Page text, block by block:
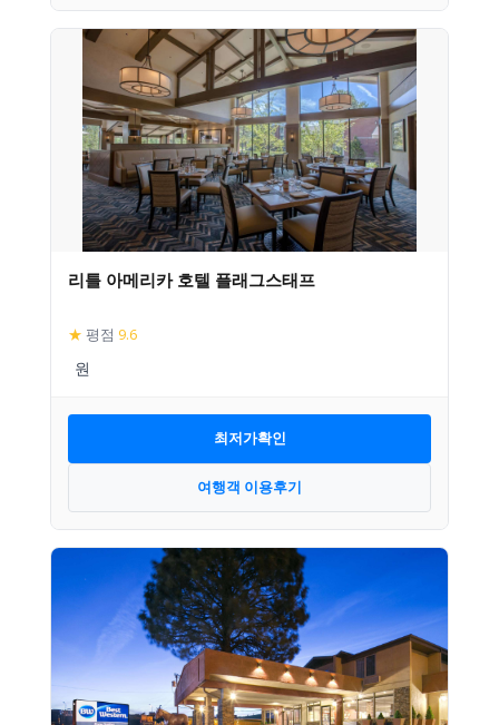
리틀 아메리카 호텔 플래그스태프
★ 평점 9.6
최저가확인
여행객 이용후기